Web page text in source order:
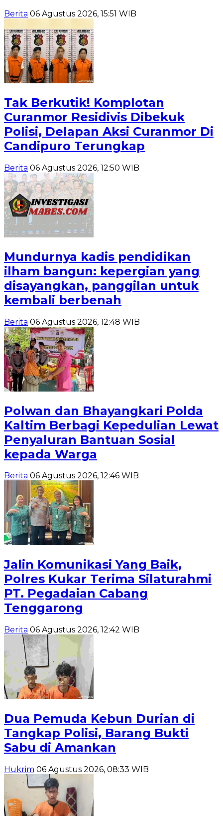
Berita 06 Agustus 2026, 15:51 WIB
Tak Berkutik! Komplotan
Curanmor Residivis Dibekuk
Polisi, Delapan Aksi Curanmor Di
Candipuro Terungkap
Berita 06 Agustus 2026, 12:50 WIB
Mundurnya kadis pendidikan
ilham bangun: kepergian yang
disayangkan, panggilan untuk
kembali berbenah
Berita 06 Agustus 2026, 12:48 WIB
Polwan dan Bhayangkari Polda
Kaltim Berbagi Kepedulian Lewat
Penyaluran Bantuan Sosial
kepada Warga
Berita 06 Agustus 2026, 12:46 WIB
Jalin Komunikasi Yang Baik,
Polres Kukar Terima Silaturahmi
PT. Pegadaian Cabang
Tenggarong
Berita 06 Agustus 2026, 12:42 WIB
Dua Pemuda Kebun Durian di
Tangkap Polisi, Barang Bukti
Sabu di Amankan
Hukrim 06 Agustus 2026, 08:33 WIB